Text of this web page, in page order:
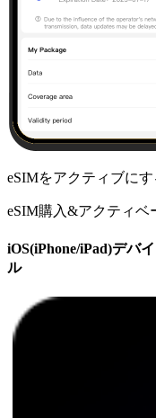
eSIMをアクティブにす
eSIM購入&アクティベ
iOS(iPhone/iPad)デバ
ル